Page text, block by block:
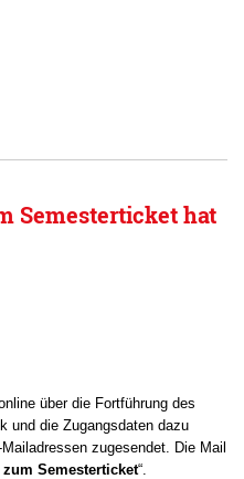
Semesterticket hat
über die Fortführung des
und die Zugangsdaten dazu
zugesendet. Die Mail
Semesterticket“.